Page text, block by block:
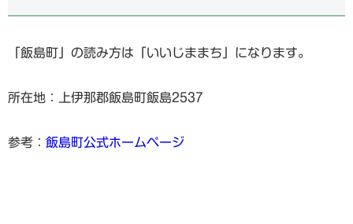
「飯島町」の読み方は「いいじままち」になります。
所在地：上伊那郡飯島町飯島2537
参考： 飯島町公式ホームページ